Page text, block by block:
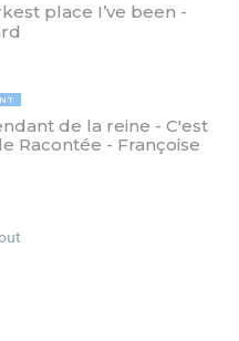
place I’ve been -
de la reine - C'est
Racontée - Françoise